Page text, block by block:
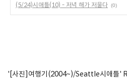
(5/24)시애틀(10) - 저녁 해가 저물다 (0)
'[사진]여행기(2004~)/Seattle시애틀'